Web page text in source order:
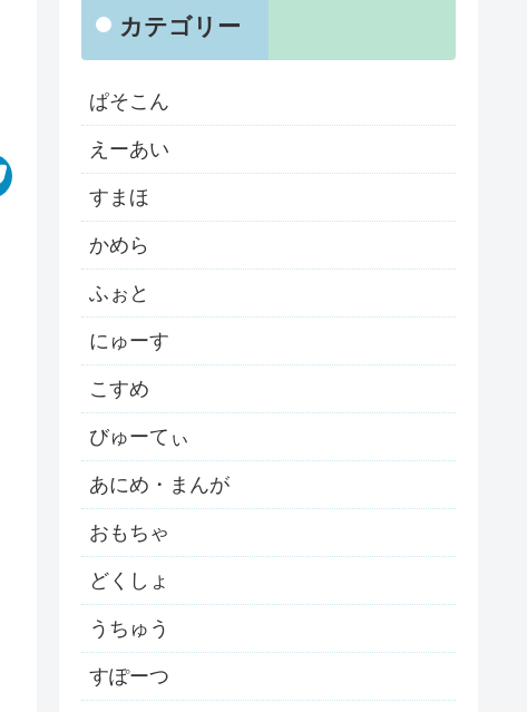
カテゴリー
ぱそこん
えーあい
すまほ
かめら
ふぉと
にゅーす
こすめ
びゅーてぃ
あにめ・まんが
おもちゃ
どくしょ
うちゅう
すぽーつ